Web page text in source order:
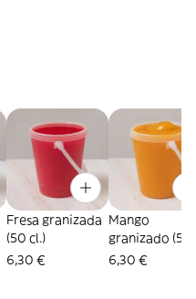
Fresa granizada
(50 cl.)
6,30 €
Mango
granizado (50
cl.)
6,30 €